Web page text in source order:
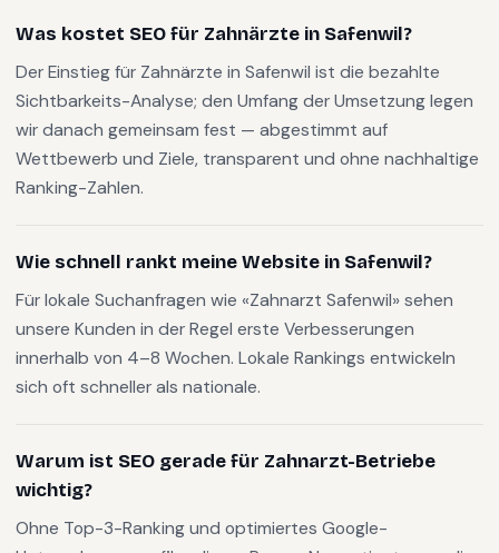
Was kostet SEO für Zahnärzte in Safenwil?
Der Einstieg für Zahnärzte in Safenwil ist die bezahlte
Sichtbarkeits-Analyse; den Umfang der Umsetzung legen
wir danach gemeinsam fest — abgestimmt auf
Wettbewerb und Ziele, transparent und ohne nachhaltige
Ranking-Zahlen.
Wie schnell rankt meine Website in Safenwil?
Für lokale Suchanfragen wie «Zahnarzt Safenwil» sehen
unsere Kunden in der Regel erste Verbesserungen
innerhalb von 4–8 Wochen. Lokale Rankings entwickeln
sich oft schneller als nationale.
Warum ist SEO gerade für Zahnarzt-Betriebe
wichtig?
Ohne Top-3-Ranking und optimiertes Google-